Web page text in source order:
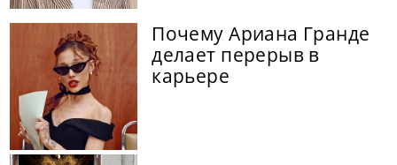
Почему Ариана Гранде
делает перерыв в
карьере